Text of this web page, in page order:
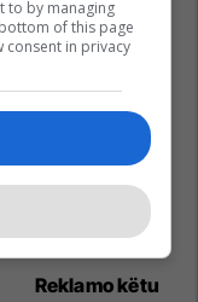
Reklamo këtu
to by managing
of this page
consent in privacy